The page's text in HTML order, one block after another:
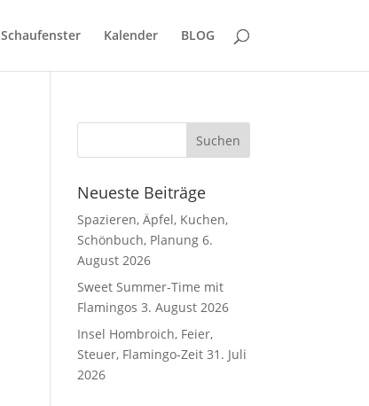
Schaufenster Kalender BLOG
Neueste Beiträge
Spazieren, Äpfel, Kuchen,
Schönbuch, Planung 6.
August 2026
Sweet Summer-Time mit
Flamingos 3. August 2026
Insel Hombroich, Feier,
Steuer, Flamingo-Zeit 31. Juli
2026